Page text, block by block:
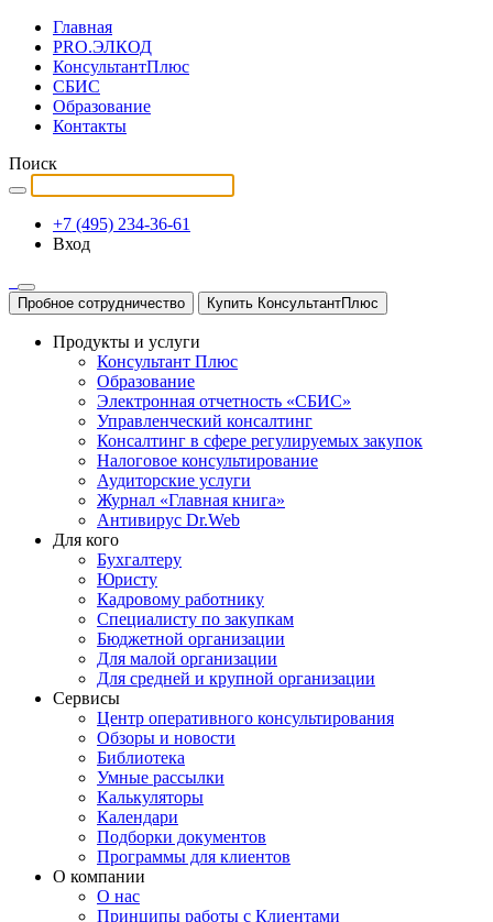
Главная
PRO.ЭЛКОД
КонсультантПлюс
СБИС
Образование
Контакты
Поиск
+7 (495) 234-36-61
Вход
Пробное сотрудничество Купить КонсультантПлюс
Продукты и услуги
Консультант Плюс
Образование
Электронная отчетность «СБИС»
Управленческий консалтинг
Консалтинг в сфере регулируемых закупок
Налоговое консультирование
Аудиторские услуги
Журнал «Главная книга»
Антивирус Dr.Web
Для кого
Бухгалтеру
Юристу
Кадровому работнику
Специалисту по закупкам
Бюджетной организации
Для малой организации
Для средней и крупной организации
Сервисы
Центр оперативного консультирования
Обзоры и новости
Библиотека
Умные рассылки
Калькуляторы
Календари
Подборки документов
Программы для клиентов
О компании
О нас
Принципы работы с Клиентами